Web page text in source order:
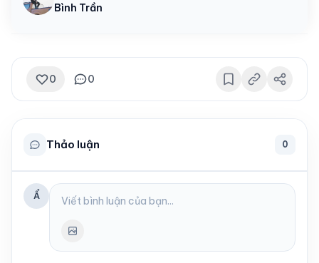
Bình Trần
0 0
Thảo luận 0
Ẩ